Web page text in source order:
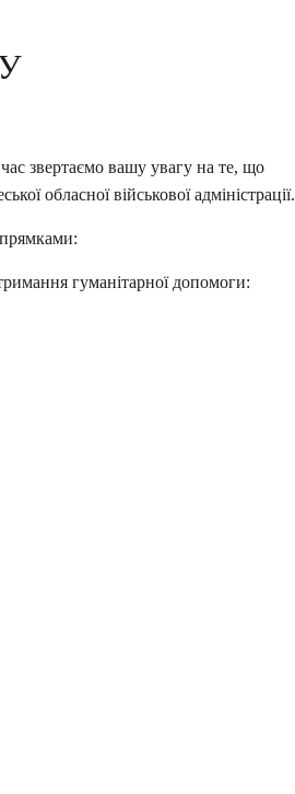
звертаємо вашу увагу на те, що
обласної військової адміністрації.
гуманітарної допомоги: